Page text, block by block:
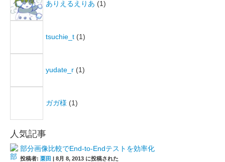
ありえるえりあ (1)
tsuchie_t (1)
yudate_r (1)
ガガ様 (1)
人気記事
部分画像比較でEnd-to-Endテストを効率化
投稿者: 栗田 | 8月 8, 2013 に投稿された